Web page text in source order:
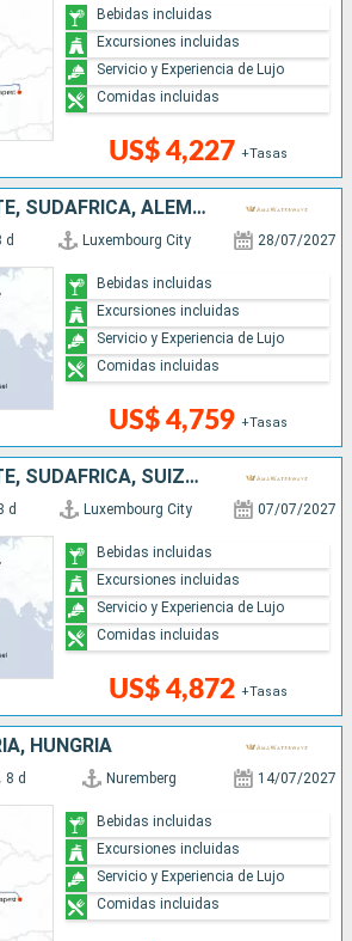
US$ 4,227 +Tasas
Bebidas incluidas
Excursiones incluidas
Servicio y Experiencia de Lujo
Comidas incluidas
EUROPA DEL NORTE, SUDAFRICA, ALEMANIA, FRANCIA, SUIZA
d Luxembourg City 28/07/2027
US$ 4,759 +Tasas
Bebidas incluidas
Excursiones incluidas
Servicio y Experiencia de Lujo
Comidas incluidas
EUROPA DEL NORTE, SUDAFRICA, SUIZA, ALEMANIA, FRANCIA
d Luxembourg City 07/07/2027
US$ 4,872 +Tasas
Bebidas incluidas
Excursiones incluidas
Servicio y Experiencia de Lujo
Comidas incluidas
HUNGRÍA
8 d Nuremberg 14/07/2027
Bebidas incluidas
Excursiones incluidas
Servicio y Experiencia de Lujo
Comidas incluidas